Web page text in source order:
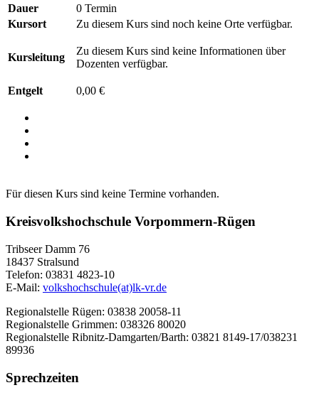
Dauer
0 Termin
Kursort
Zu diesem Kurs sind noch keine Orte verfügbar.
Kursleitung
Zu diesem Kurs sind keine Informationen über
Dozenten verfügbar.
Entgelt 0,00 €
Für diesen Kurs sind keine Termine vorhanden.
Kreisvolkshochschule Vorpommern-Rügen
Tribseer Damm 76
18437 Stralsund
Telefon: 03831 4823-10
E-Mail: volkshochschule(at)lk-vr.de
Regionalstelle Rügen: 03838 20058-11
Regionalstelle Grimmen: 038326 80020
Regionalstelle Ribnitz-Damgarten/Barth: 03821 8149-17/038231
89936
Sprechzeiten